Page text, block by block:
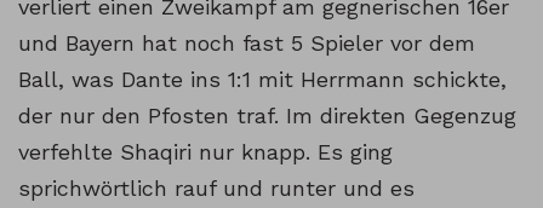
verliert einen Zweikampf am gegnerischen 16er
und Bayern hat noch fast 5 Spieler vor dem
Ball, was Dante ins 1:1 mit Herrmann schickte,
der nur den Pfosten traf. Im direkten Gegenzug
verfehlte Shaqiri nur knapp. Es ging
sprichwörtlich rauf und runter und es